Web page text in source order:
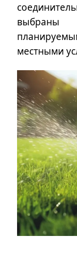
местными